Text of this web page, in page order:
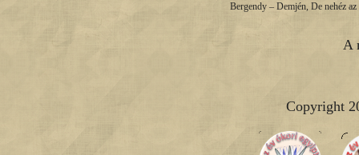
Bergendy – Demjén, De nehéz
A
Copyright